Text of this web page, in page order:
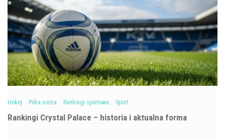
Hokej Piłka nożna Rankingi sportowe Sport
Rankingi Crystal Palace – historia i aktualna forma